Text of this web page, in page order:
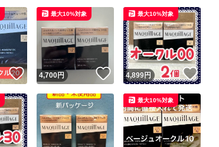
いいね！
4,700円 いいね！
最大10%対象
4,899円 いい
最大10%対象
最大10%対象